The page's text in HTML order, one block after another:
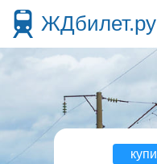
ЖДбилет.ру